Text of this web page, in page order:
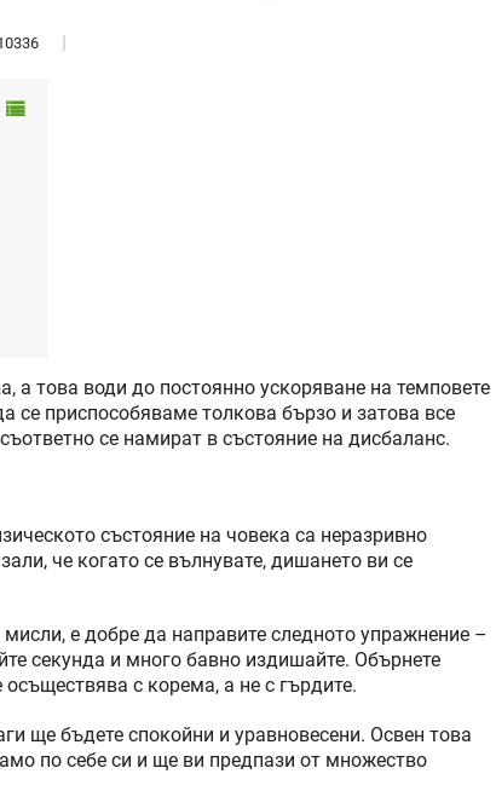
а това води до постоянно ускоряване на темповете
се приспособяваме толкова бързо и затова все
се намират в състояние на дисбаланс.
състояние на човека са неразривно
че когато се вълнувате, дишането ви се
е добре да направите следното упражнение –
секунда и много бавно издишайте. Обърнете
с корема, а не с гърдите.
ще бъдете спокойни и уравновесени. Освен това
по себе си и ще ви предпази от множество